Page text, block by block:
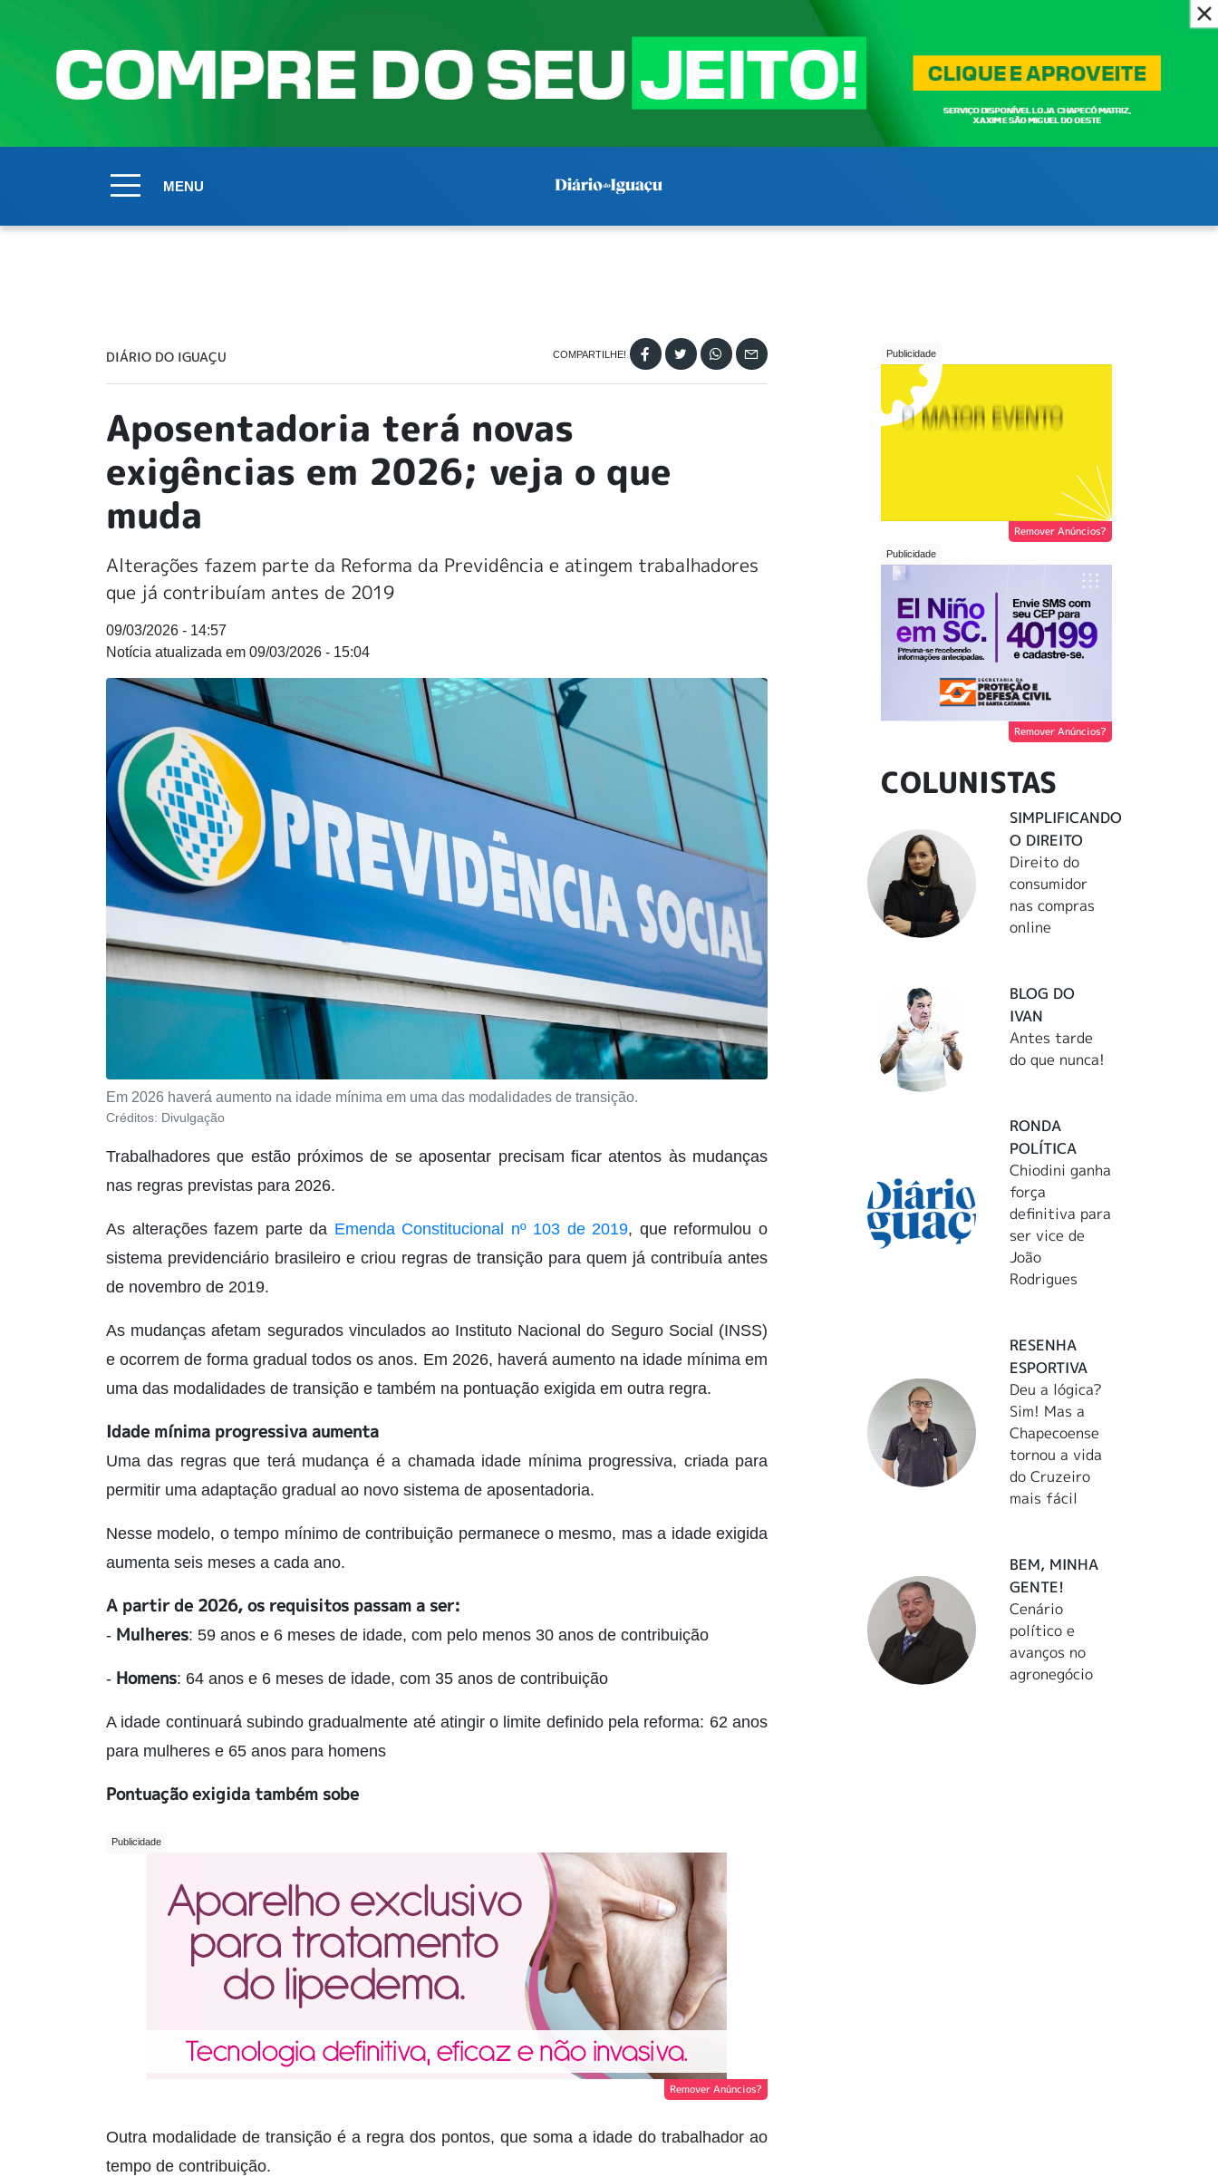
MENU
DIÁRIO DO IGUAÇU
Aposentadoria terá novas
exigências em 2026; veja o que
muda
Alterações fazem parte da Reforma da Previdência e atingem trabalhadores
que já contribuíam antes de 2019
09/03/2026 - 14:57
09/03/2026 - 15:04
Em 2026 haverá aumento na idade mínima em uma das modalidades de transição.
Créditos: Divulgação
Trabalhadores que estão próximos de se aposentar precisam ficar atentos às mudanças
nas regras previstas para 2026.
As alterações fazem parte da Emenda Constitucional nº 103 de 2019, que reformulou o
sistema previdenciário brasileiro e criou regras de transição para quem já contribuía antes
de novembro de 2019.
As mudanças afetam segurados vinculados ao Instituto Nacional do Seguro Social (INSS)
e ocorrem de forma gradual todos os anos. Em 2026, haverá aumento na idade mínima em
uma das modalidades de transição e também na pontuação exigida em outra regra.
Idade mínima progressiva aumenta
Uma das regras que terá mudança é a chamada idade mínima progressiva, criada para
permitir uma adaptação gradual ao novo sistema de aposentadoria.
Nesse modelo, o tempo mínimo de contribuição permanece o mesmo, mas a idade exigida
aumenta seis meses a cada ano.
A partir de 2026, os requisitos passam a ser:
- Mulheres: 59 anos e 6 meses de idade, com pelo menos 30 anos de contribuição
- Homens: 64 anos e 6 meses de idade, com 35 anos de contribuição
A idade continuará subindo gradualmente até atingir o limite definido pela reforma: 62 anos
para mulheres e 65 anos para homens
Pontuação exigida também sobe
Remover Anúncios?
Outra modalidade de transição é a regra dos pontos, que soma a idade do trabalhador ao
tempo de contribuição.
Remover Anúncios?
Remover Anúncios?
COLUNISTAS
SIMPLIFICANDO
O DIREITO
Direito do
consumidor
nas compras
online
BLOG DO
IVAN
Antes tarde
do que nunca!
RONDA
POLÍTICA
Chiodini ganha
força
definitiva para
ser vice de
João
Rodrigues
RESENHA
ESPORTIVA
Deu a lógica?
Sim! Mas a
Chapecoense
tornou a vida
do Cruzeiro
mais fácil
BEM, MINHA
GENTE!
Cenário
político e
avanços no
agronegócio